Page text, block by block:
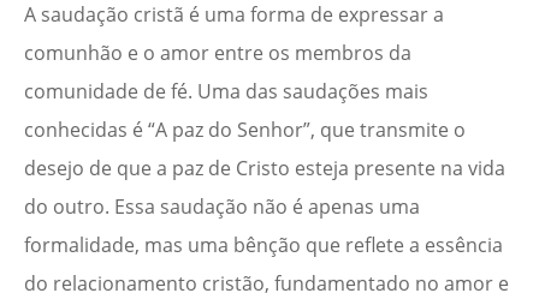
A saudação cristã é uma forma de expressar a
comunhão e o amor entre os membros da
comunidade de fé. Uma das saudações mais
conhecidas é “A paz do Senhor”, que transmite o
desejo de que a paz de Cristo esteja presente na vida
do outro. Essa saudação não é apenas uma
formalidade, mas uma bênção que reflete a essência
do relacionamento cristão, fundamentado no amor e